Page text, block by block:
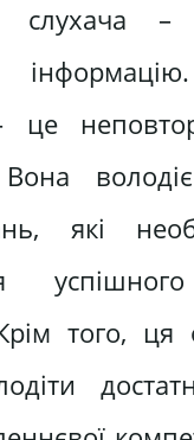
–
це
Вона
які
того, ця